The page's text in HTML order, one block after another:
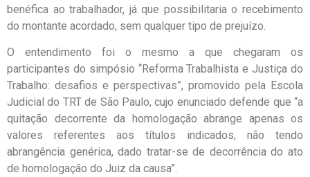
benéfica ao trabalhador, já que possibilitaria o recebimento
do montante acordado, sem qualquer tipo de prejuízo.
O entendimento foi o mesmo a que chegaram os
participantes do simpósio “Reforma Trabalhista e Justiça do
Trabalho: desafios e perspectivas”, promovido pela Escola
Judicial do TRT de São Paulo, cujo enunciado defende que “a
quitação decorrente da homologação abrange apenas os
valores referentes aos títulos indicados, não tendo
abrangência genérica, dado tratar-se de decorrência do ato
de homologação do Juiz da causa”.